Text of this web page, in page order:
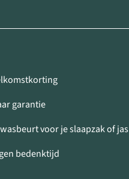
garantie
voor je slaapzak of jas
bedenktijd